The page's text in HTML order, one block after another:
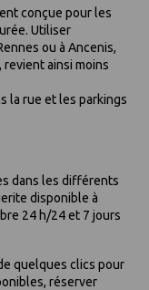
conçue pour les
Utiliser
ou à Ancenis,
revient ainsi moins
la rue et les parkings
dans les différents
disponible à
24 h/24 et 7 jours
quelques clics pour
réserver